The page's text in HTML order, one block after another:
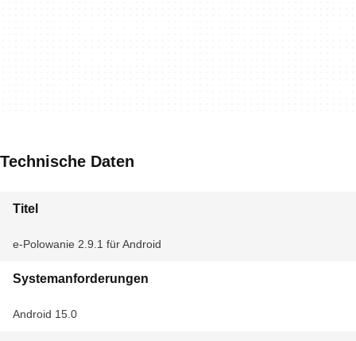
Technische Daten
Titel
e-Polowanie 2.9.1 für Android
Systemanforderungen
Android 15.0